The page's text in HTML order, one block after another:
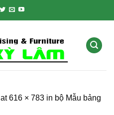
at616 × 783 in bộ Mẫu bảng